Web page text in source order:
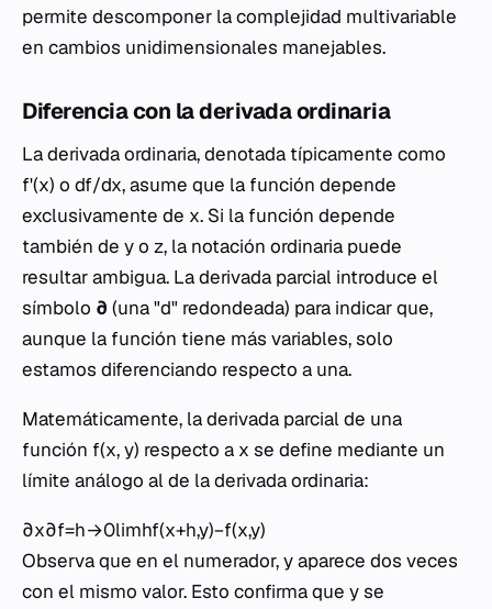
permite descomponer la complejidad multivariable
en cambios unidimensionales manejables.
Diferencia con la derivada ordinaria
La derivada ordinaria, denotada típicamente como
f'(x) o df/dx, asume que la función depende
exclusivamente de x. Si la función depende
también de yo z, la notación ordinaria puede
resultar ambigua. La derivada parcial introduce el
símbolo ∂ (una "d" redondeada) para indicar que,
aunque la función tiene más variables, solo
estamos diferenciando respecto a una.
Matemáticamente, la derivada parcial de una
función f(x,y) respecto a x se define mediante un
límite análogo al de la derivada ordinaria:
∂x∂f​=h→0lim​hf(x+h,y)−f(x,y)​
Observa que en el numerador,yaparece dos veces
con el mismo valor. Esto confirma que yse